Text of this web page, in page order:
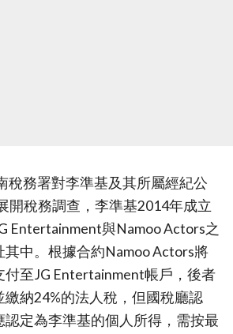
稅務署對李準基及其所屬經紀公
開稅務調查，李準基2014年成立
Entertainment與Namoo Actors之
其中。根據合約Namoo Actors將
付至JG Entertainment帳戶，後者
繳納24%的法人稅，但國稅廳認
定為李準基的個人所得，需按最